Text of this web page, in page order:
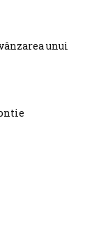
unui